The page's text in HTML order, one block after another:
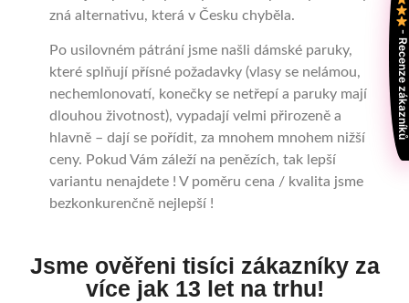
zná alternativu, která v Česku chyběla.
Po usilovném pátrání jsme našli dámské paruky,
které splňují přísné požadavky (vlasy se nelámou,
nechemlonovatí, konečky se netřepí a paruky mají
dlouhou životnost), vypadají velmi přirozeně a
hlavně – dají se pořídit, za mnohem mnohem nižší
ceny. Pokud Vám záleží na penězích, tak lepší
variantu nenajdete ! V poměru cena / kvalita jsme
bezkonkurenčně nejlepší !
Jsme ověřeni tisíci zákazníky za
více jak 13 let na trhu!
- Recenze zákazníků